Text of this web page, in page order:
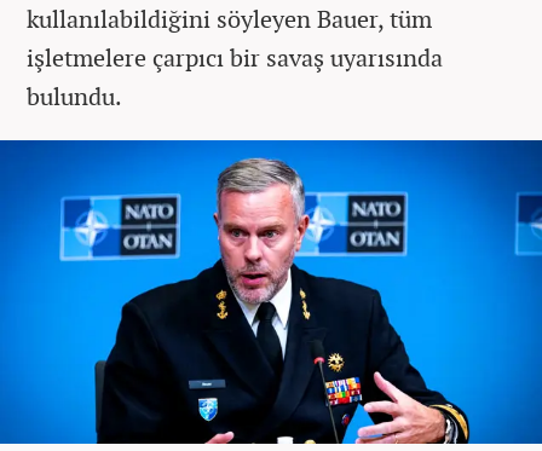
kullanılabildiğini söyleyen Bauer, tüm
işletmelere çarpıcı bir savaş uyarısında
bulundu.